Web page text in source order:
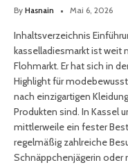
By Hasnain Mai 6, 2026
Inhaltsverzeichnis
kasselladiesmarkt ist weit
Flohmarkt. Er hat sich in
Highlight für
nach einzigartigen
Produkten sind. In Kassel
mittlerweile ein fester
regelmäßig zahlreiche
Schnäppchenjägerin oder